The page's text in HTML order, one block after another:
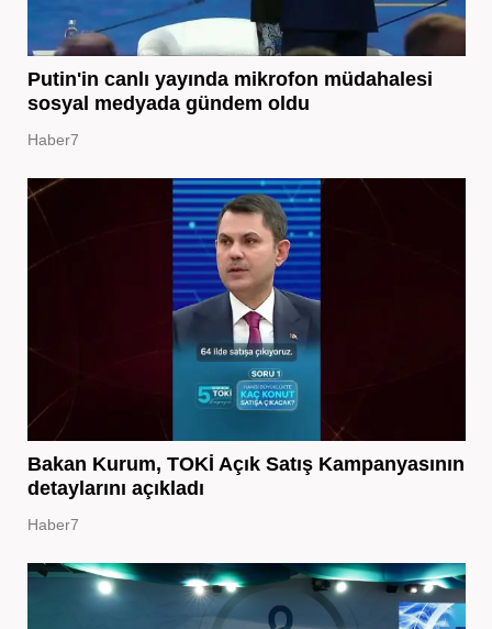
Putin'in canlı yayında mikrofon müdahalesi
sosyal medyada gündem oldu
Haber7
Bakan Kurum, TOKİ Açık Satış Kampanyasının
detaylarını açıkladı
Haber7